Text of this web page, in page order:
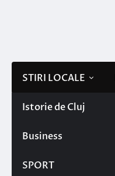
STIRI LOCALE
Istorie de Cluj
Business
SPORT
Etichetă: